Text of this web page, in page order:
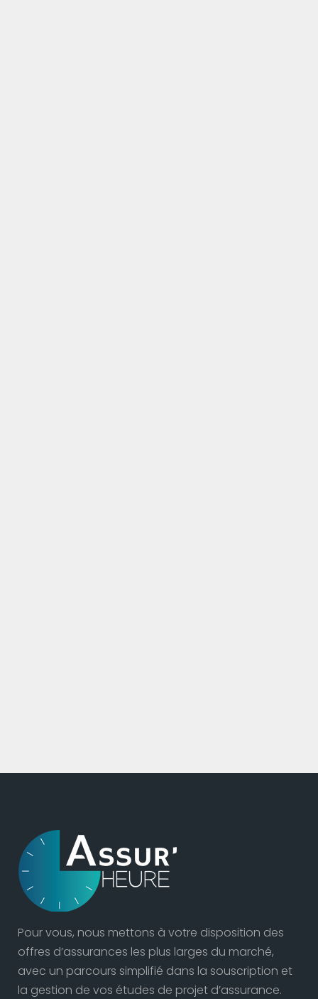
Pour vous, nous mettons à votre disposition des
offres d’assurances les plus larges du marché,
avec un parcours simplifié dans la souscription et
la gestion de vos études de projet d’assurance.